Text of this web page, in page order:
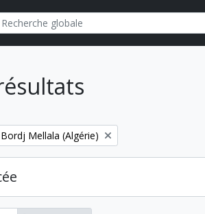
options
Mellala (Algérie)